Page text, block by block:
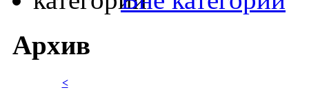
Архив
<